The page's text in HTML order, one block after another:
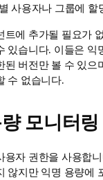
사용자나 그룹에 할
트에 추가될 필요가
있습니다. 이들은 익
된 버전만 볼 수 있으
수 없습니다.
모니터링
용자 권한을 사용합
않지만 익명 용량에